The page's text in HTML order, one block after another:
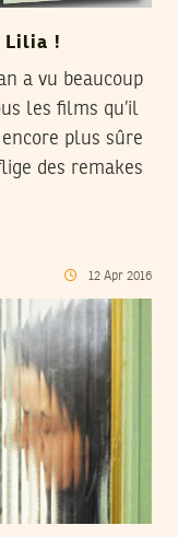
Lilia !
a vu beaucoup
les films qu’il
plus sûre
des remakes
12 Apr 2016